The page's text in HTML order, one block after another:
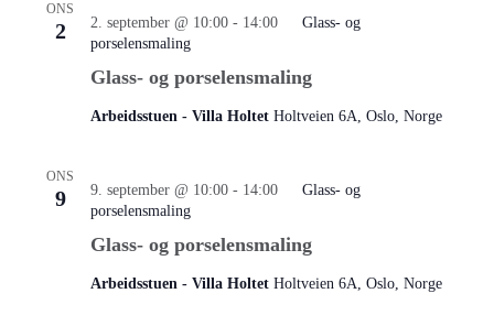
ONS
2
Glass- og porselensmaling
2. september @ 10:00- 14:00
Glass- og
porselensmaling
Arbeidsstuen - Villa Holtet Holtveien 6A, Oslo, Norge
ONS
9
Glass- og porselensmaling
9. september @ 10:00- 14:00
Glass- og
porselensmaling
Arbeidsstuen - Villa Holtet Holtveien 6A, Oslo, Norge